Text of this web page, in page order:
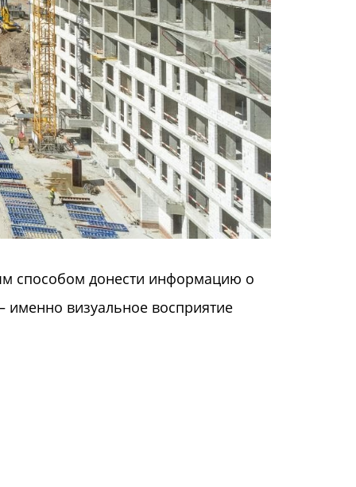
способом донести информацию о
именно визуальное восприятие